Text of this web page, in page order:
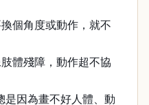
個角度或動作，就不
體殘障，動作超不協
因為畫不好人體、動